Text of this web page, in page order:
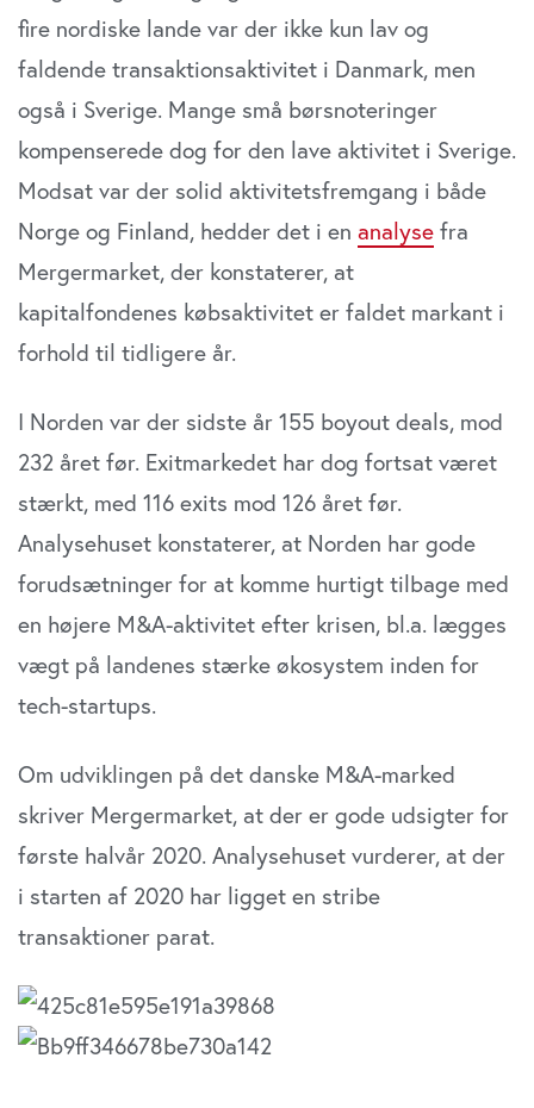
fire nordiske lande var der ikke kun lav og
faldende transaktionsaktivitet i Danmark, men
også i Sverige. Mange små børsnoteringer
kompenserede dog for den lave aktivitet i Sverige.
Modsat var der solid aktivitetsfremgang i både
Norge og Finland, hedder det i en analyse fra
Mergermarket, der konstaterer, at
kapitalfondenes købsaktivitet er faldet markant i
forhold til tidligere år.
I Norden var der sidste år 155 boyout deals, mod
232 året før. Exitmarkedet har dog fortsat været
stærkt, med 116 exits mod 126 året før.
Analysehuset konstaterer, at Norden har gode
forudsætninger for at komme hurtigt tilbage med
en højere M&A-aktivitet efter krisen, bl.a. lægges
vægt på landenes stærke økosystem inden for
tech-startups.
Om udviklingen på det danske M&A-marked
skriver Mergermarket, at der er gode udsigter for
første halvår 2020. Analysehuset vurderer, at der
i starten af 2020 har ligget en stribe
transaktioner parat.